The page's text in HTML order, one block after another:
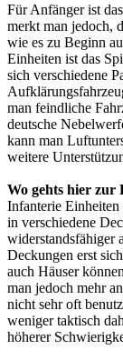
Für Anfänger ist
merkt man jedoch,
wie es zu Beginn
Einheiten ist das
sich verschiedene
man feindliche
deutsche
kann man
weitere
Wo gehts hier zur
Infanterie
in verschiedene
widerstandsfähiger
Deckungen erst
auch Häuser
man jedoch mehr
nicht sehr oft
weniger taktisch
höherer